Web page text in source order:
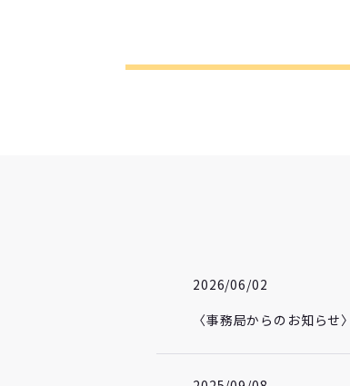
2026/06/02
〈事務局からのお知らせ〉